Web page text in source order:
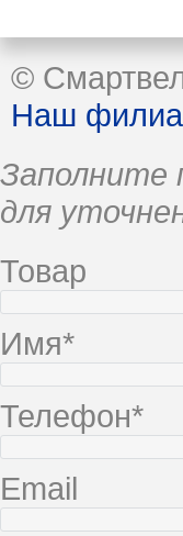
©
Наш
Заполните
для
Товар
Имя*
Телефон*
Email